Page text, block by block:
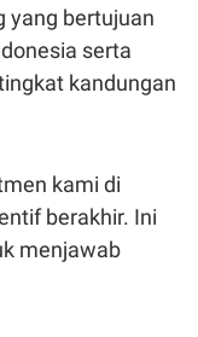
yang bertujuan
serta
kandungan
kami di
berakhir. Ini
menjawab